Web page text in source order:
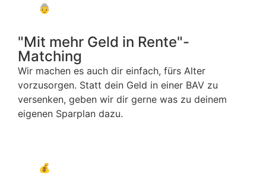
👵
"Mit mehr Geld in Rente"-
Matching
Wir machen es auch dir einfach, fürs Alter
vorzusorgen. Statt dein Geld in einer BAV zu
versenken, geben wir dir gerne was zu deinem
eigenen Sparplan dazu.
💰